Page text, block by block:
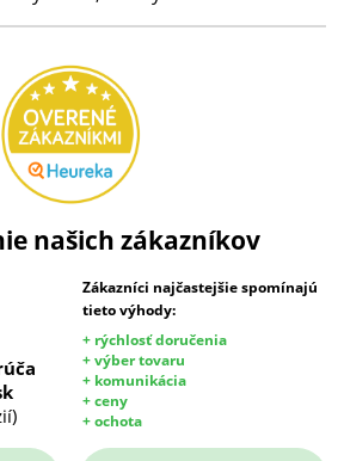
našich zákazníkov
Zákazníci najčastejšie spomínajú
tieto výhody:
+ rýchlosť doručenia
+ výber tovaru
+ komunikácia
+ ceny
+ ochota